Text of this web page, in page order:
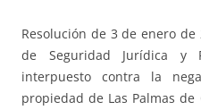
Resolución de 3 de enero
de Seguridad Jurídica y
interpuesto contra la
propiedad de Las Palmas